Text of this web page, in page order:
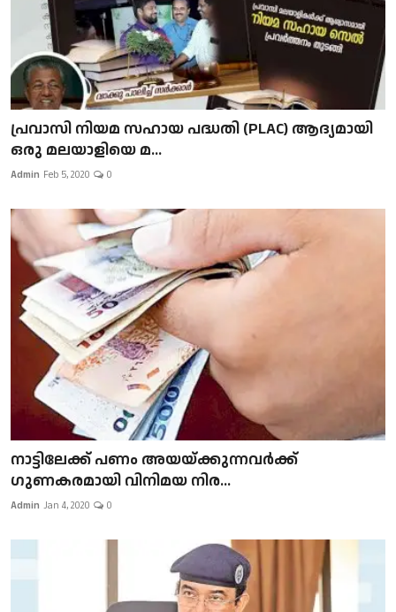
പ്രവാസി നിയമ സഹായ പദ്ധതി (PLAC) ആദ്യമായി
ഒരു മലയാളിയെ മ...
Admin Feb 5, 2020 0
നാട്ടിലേക്ക് പണം അയയ്ക്കുന്നവർക്ക്
ഗുണകരമായി വിനിമയ നിര...
Admin Jan 4, 2020 0